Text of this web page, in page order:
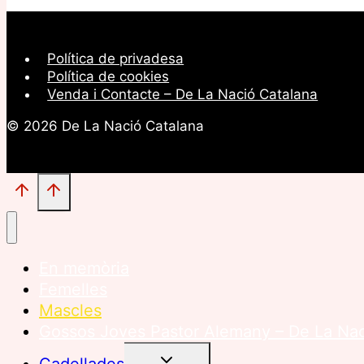
Política de privadesa
Política de cookies
Venda i Contacte – De La Nació Catalana
© 2026 De La Nació Catalana
Mascles
ALTERNA